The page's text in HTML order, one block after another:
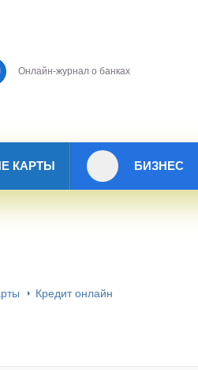
Онлайн-журнал о банках
КАРТЫ БИЗНЕС
Кредит онлайн